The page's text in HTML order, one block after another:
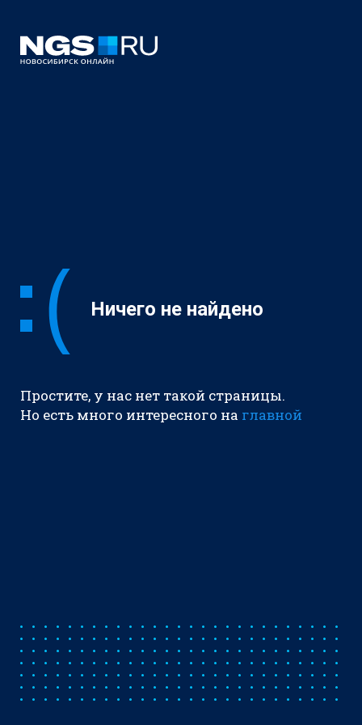
Ничего не найдено
Простите, у нас нет такой страницы.
Но есть много интересного на главной